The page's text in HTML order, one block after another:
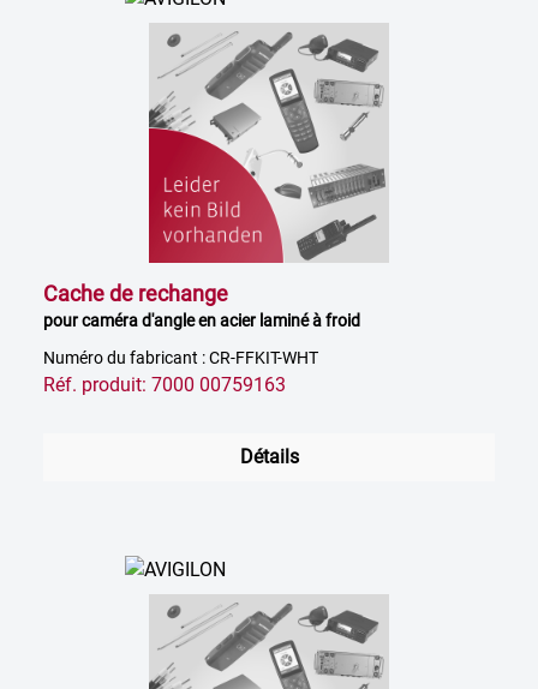
Cache de rechange
pour caméra d'angle en acier laminé à froid
Numéro du fabricant : CR-FFKIT-WHT
Réf. produit: 7000 00759163
Détails